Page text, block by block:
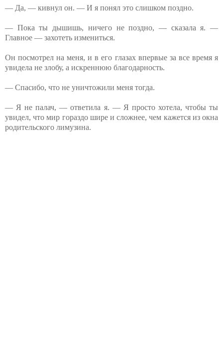
— Да, — кивнул он. — И я понял это слишком поздно.
— Пока ты дышишь, ничего не поздно, — сказала я. —
Главное — захотеть измениться.
Он посмотрел на меня, и в его глазах впервые за все время я
увидела не злобу, а искреннюю благодарность.
— Спасибо, что не уничтожили меня тогда.
— Я не палач, — ответила я. — Я просто хотела, чтобы ты
увидел, что мир гораздо шире и сложнее, чем кажется из окна
родительского лимузина.